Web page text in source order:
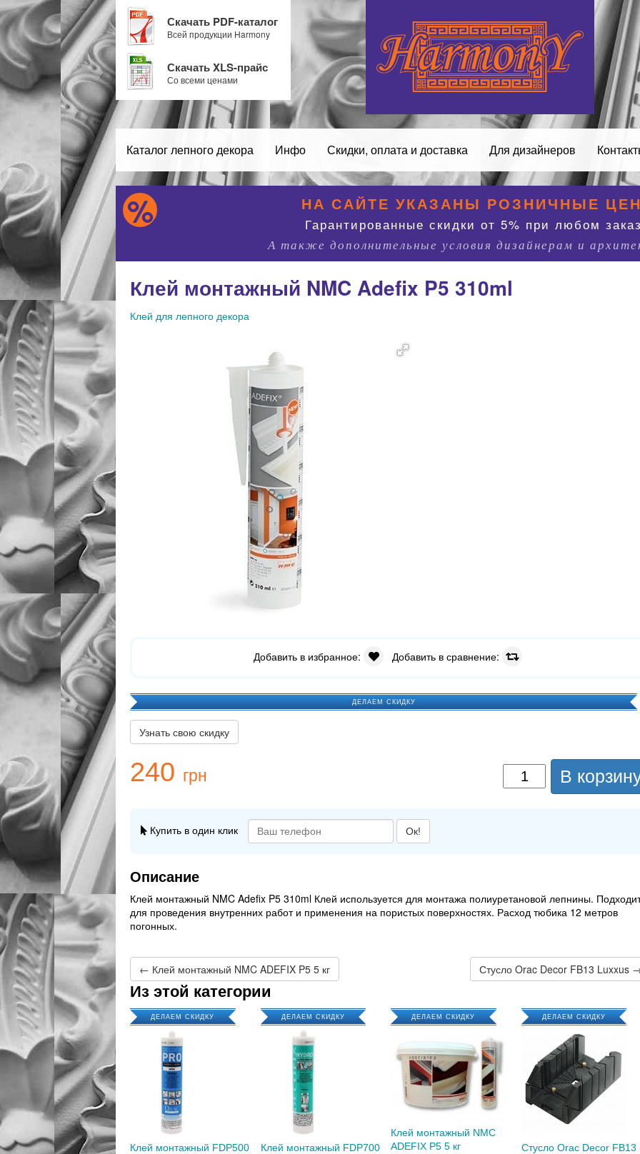
Скачать PDF-каталог
Всей продукции Harmony
Скачать XLS-прайс
Со всеми ценами
Каталог лепного декора Инфо Скидки, оплата и доставка Для дизайнеров
НА САЙТЕ УКАЗАНЫ РОЗНИЧНЫЕ
Гарантированные скидки от 5% при любом
А также дополнительные условия дизайнерам и
Клей монтажный NMC Adefix P5 310ml
Клей для лепного декора
Добавить в избранное: Добавить в сравнение:
ДЕЛАЕМ СКИДКУ
Узнать свою скидку
240 грн В
Купить в один клик Ок!
Описание
Клей монтажный NMC Adefix P5 310ml Клей используется для монтажа полиуретановой лепнины.
для проведения внутренних работ и применения на пористых поверхностях. Расход тюбика 12 метров
погонных.
← Клей монтажный NMC ADEFIX P5 5 кг Стусло Orac Decor FB13 Luxxus
Из этой категории
ДЕЛАЕМ СКИДКУ
Клей монтажный FDP500
ДЕЛАЕМ СКИДКУ
Клей монтажный FDP700
ДЕЛАЕМ СКИДКУ
Клей монтажный NMC
ADEFIX P5 5 кг
ДЕЛАЕМ СКИДКУ
Стусло Orac Decor FB13